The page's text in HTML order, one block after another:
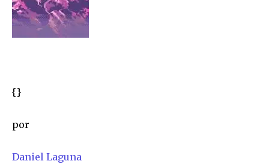
{}
por
Daniel Laguna